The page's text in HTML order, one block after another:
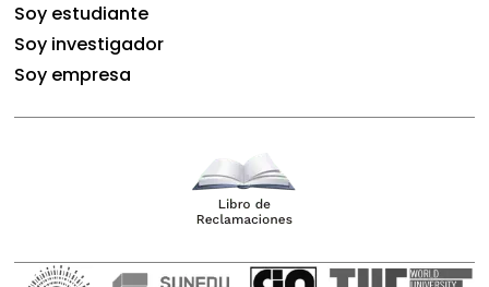
Soy estudiante
Soy investigador
Soy empresa